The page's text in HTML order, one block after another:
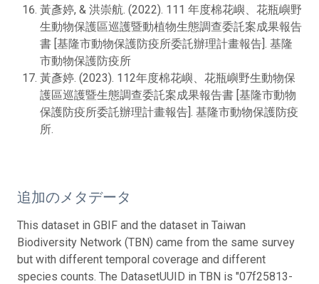
黃彥婷, & 洪崇航. (2022). 111 年度棉花嶼、花瓶嶼野
生動物保護區巡護暨動植物生態調查委託案成果報告
書 [基隆市動物保護防疫所委託辦理計畫報告]. 基隆
市動物保護防疫所
黃彥婷. (2023). 112年度棉花嶼、花瓶嶼野生動物保
護區巡護暨生態調查委託案成果報告書 [基隆市動物
保護防疫所委託辦理計畫報告]. 基隆市動物保護防疫
所.
追加のメタデータ
This dataset in GBIF and the dataset in Taiwan
Biodiversity Network (TBN) came from the same survey
but with different temporal coverage and different
species counts. The DatasetUUID in TBN is "07f25813-